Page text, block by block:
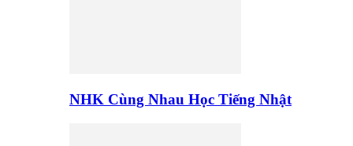
NHK Cùng Nhau Học Tiếng Nhật